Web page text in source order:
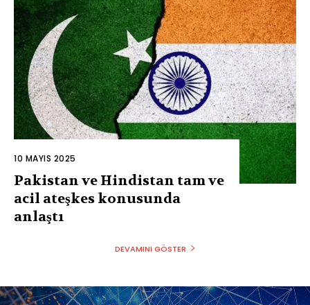
10 MAYIS 2025
Pakistan ve Hindistan tam ve
acil ateşkes konusunda
anlaştı
DEVAMINI GÖSTER